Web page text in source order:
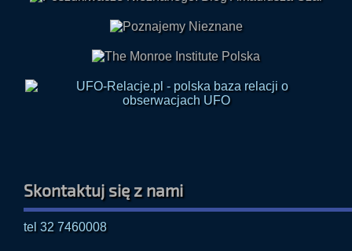
Skontaktuj się z nami
tel 32 7460008